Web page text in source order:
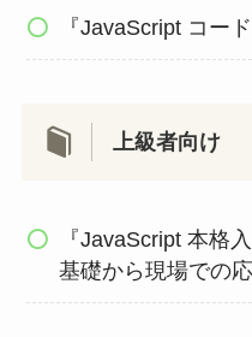
『JavaScript コー
上級者向け
『JavaScript 本格
基礎から現場での応